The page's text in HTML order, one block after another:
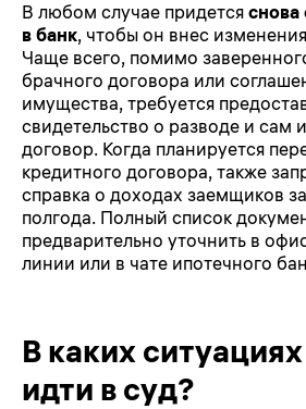
В любом случае придется снова
в банк, чтобы он внес
Чаще всего, помимо
брачного договора или
имущества, требуется
свидетельство о разводе и сам
договор. Когда планируется
кредитного договора, также
справка о доходах заемщиков
полгода. Полный список
предварительно уточнить в
линии или в чате ипотечного
В каких
идти в суд?